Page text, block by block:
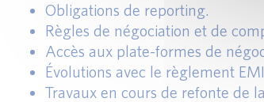
Obligations de reporting.
Règles de négociation et de
Accès aux plate-formes de
Évolutions avec le règlement
Travaux en cours de refonte de